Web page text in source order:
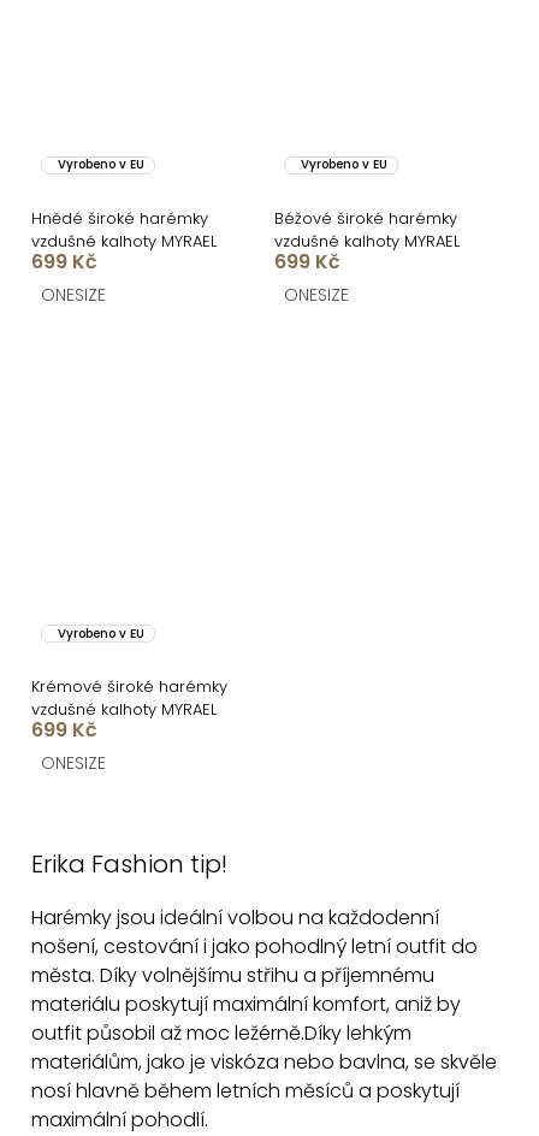
Vyrobeno v EU
Hnědé široké harémky
vzdušné kalhoty MYRAEL
699 Kč
ONESIZE
Vyrobeno v EU
Béžové široké harémky
vzdušné kalhoty MYRAEL
699 Kč
ONESIZE
Vyrobeno v EU
Krémové široké harémky
vzdušné kalhoty MYRAEL
699 Kč
ONESIZE
á
d
a
c
í
p
r
Erika Fashion tip!
Harémky jsou ideální volbou na každodenní
nošení, cestování i jako pohodlný letní outfit do
města. Díky volnějšímu střihu a příjemnému
materiálu poskytují maximální komfort, aniž by
outfit působil až moc ležérně.Díky lehkým
materiálům, jako je viskóza nebo bavlna, se skvěle
nosí hlavně během letních měsíců a poskytují
maximální pohodlí.